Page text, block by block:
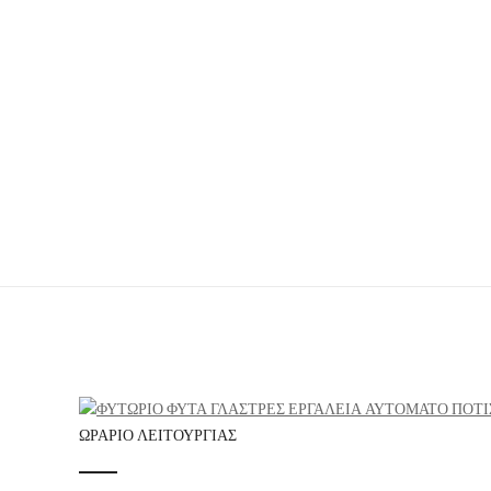
ΩΡΆΡΙΟ ΛΕΙΤΟΥΡΓΊΑΣ